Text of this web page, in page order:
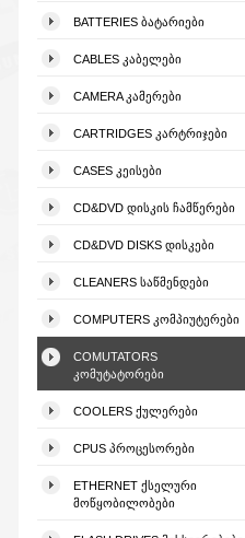
BATTERIES ᲑᲐᲢᲐᲠᲘᲔᲑᲘ
CABLES ᲙᲐᲑᲔᲚᲔᲑᲘ
CAMERA ᲙᲐᲛᲔᲠᲔᲑᲘ
CARTRIDGES ᲙᲐᲠᲢᲠᲘᲯᲔᲑᲘ
CASES ᲙᲔᲘᲡᲔᲑᲘ
CD&DVD ᲓᲘᲡᲙᲘᲡ ᲩᲐᲛᲬᲔᲠᲔᲑᲘ
CD&DVD DISKS ᲓᲘᲡᲙᲔᲑᲘ
CLEANERS ᲡᲐᲬᲛᲔᲜᲓᲔᲑᲘ
COMPUTERS ᲙᲝᲛᲞᲘᲣᲢᲔᲠᲔᲑᲘ
COMUTATORS
ᲙᲝᲛᲣᲢᲐᲢᲝᲠᲔᲑᲘ
COOLERS ᲥᲣᲚᲔᲠᲔᲑᲘ
CPUS ᲞᲠᲝᲪᲔᲡᲝᲠᲔᲑᲘ
ETHERNET ᲥᲡᲔᲚᲣᲠᲘ
ᲛᲝᲬᲧᲝᲑᲘᲚᲝᲑᲔᲑᲘ